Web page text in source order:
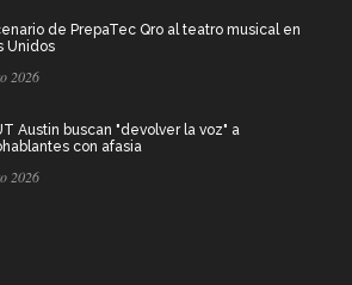
de PrepaTec Qro al teatro musical en
Unidos
2026
Austin buscan "devolver la voz" a
con afasia
2026